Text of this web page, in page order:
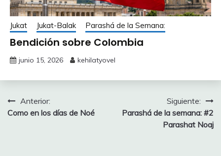
Jukat Jukat-Balak Parashá de la Semana:
Bendición sobre Colombia
junio 15, 2026 kehilatyovel
Navegación
de
Anterior:
Como en los días de Noé
Siguiente:
Parashá de la semana: #2
Parashat Noaj